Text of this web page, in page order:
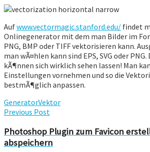
Aufwww.vectormagic.stanford.edu/ findet
Onlinegenerator mit dem man Bilder im
PNG, BMP oder TIFF vektorisieren kann.
man wÃ¤hlen kann sind EPS, SVG oder
kÃ¶nnen sich wirklich sehen lassen! Man
Einstellungen vornehmen und so die
bestmÃ¶glich anpassen.
GeneratorVektor
Previous Post
Photoshop Plugin zum Favicon
abspeichern